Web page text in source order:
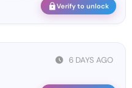
Verify to unlock
6 DAYS AGO